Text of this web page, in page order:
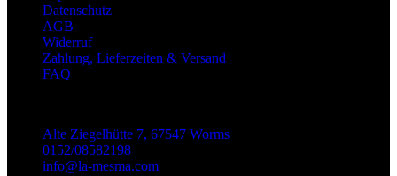
Datenschutz
AGB
Widerruf
Zahlung, Lieferzeiten & Versand
FAQ
Alte Ziegelhütte 7, 67547 Worms
0152/08582198
info@la-mesma.com